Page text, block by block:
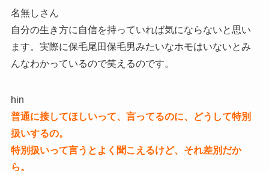
名無しさん
自分の生き方に自信を持っていれば気にならないと思い
ます。実際に保毛尾田保毛男みたいなホモはいないとみ
んなわかっているので笑えるのです。
hin
普通に接してほしいって、言ってるのに、どうして特別
扱いするの。
特別扱いって言うとよく聞こえるけど、それ差別だか
ら。